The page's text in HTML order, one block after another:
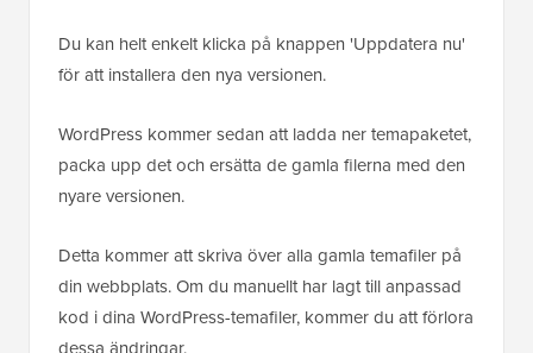
Du kan helt enkelt klicka på knappen 'Uppdatera nu'
för att installera den nya versionen.
WordPress kommer sedan att ladda ner temapaketet,
packa upp det och ersätta de gamla filerna med den
nyare versionen.
Detta kommer att skriva över alla gamla temafiler på
din webbplats. Om du manuellt har lagt till anpassad
kod i dina WordPress-temafiler, kommer du att förlora